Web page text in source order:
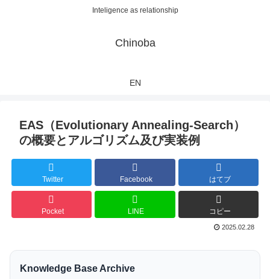
Inteligence as relationship
Chinoba
EN
EAS（Evolutionary Annealing-Search）
の概要とアルゴリズム及び実装例
Twitter Facebook はてブ
Pocket LINE コピー
2025.02.28
Knowledge Base Archive